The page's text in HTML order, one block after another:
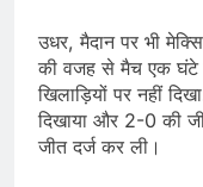
उधर, मैदान पर भी
की वजह से मैच एक
खिलाड़ियों पर नहीं
दिखाया और 2-0 की
जीत दर्ज कर ली।